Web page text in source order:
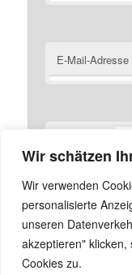
Wir schätzen
Wir verwenden
personalisierte
unseren
akzeptieren" klicken,
Cookies zu.
E-Mail-Adresse
Name, E-
für meinen